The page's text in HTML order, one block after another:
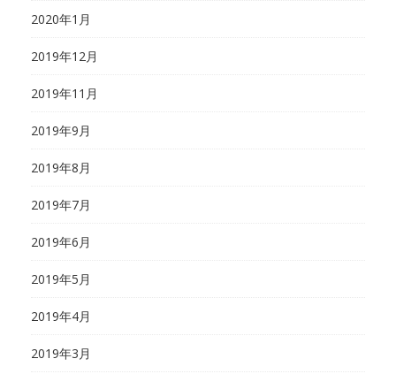
2020年1月
2019年12月
2019年11月
2019年9月
2019年8月
2019年7月
2019年6月
2019年5月
2019年4月
2019年3月